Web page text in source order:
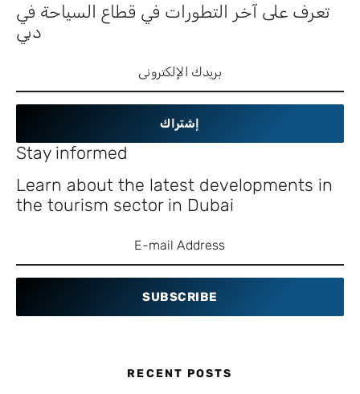
تعرف على آخر التطورات في قطاع السياحة في
دبي
إشتراك
Stay informed
Learn about the latest developments in
the tourism sector in Dubai
SUBSCRIBE
RECENT POSTS